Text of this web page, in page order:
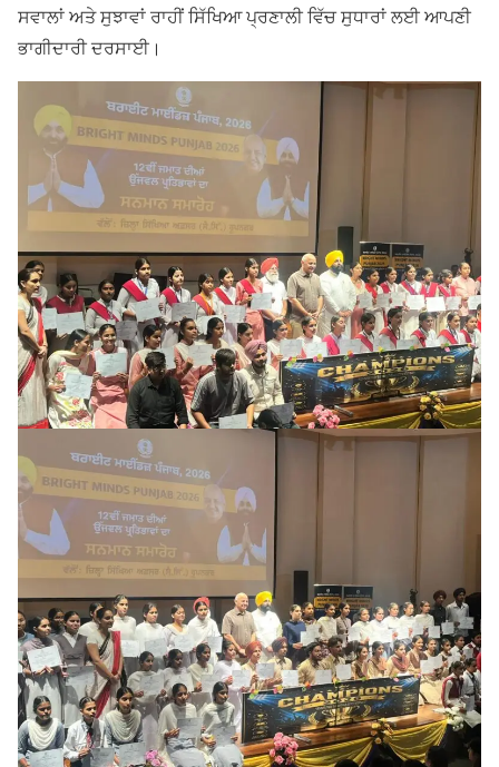
ਸਵਾਲਾਂ ਅਤੇ ਸੁਝਾਵਾਂ ਰਾਹੀਂ ਸਿੱਖਿਆ ਪ੍ਰਣਾਲੀ ਵਿੱਚ ਸੁਧਾਰਾਂ ਲਈ ਆਪਣੀ
ਭਾਗੀਦਾਰੀ ਦਰਸਾਈ।